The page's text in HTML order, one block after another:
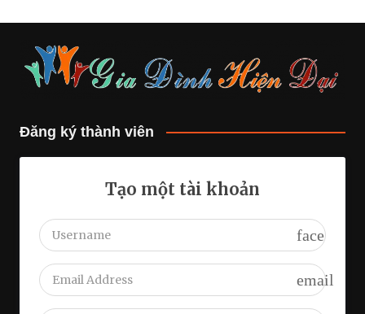
Đăng ký thành viên
Tạo một tài khoản
face
email